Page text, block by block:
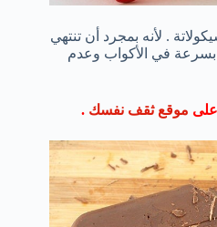
. لأنه بمجرد أن تنتهي
بسرعة في الأكواب وعدم
على موقع ثقف نفسك .